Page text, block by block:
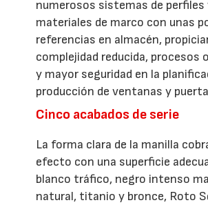
numerosos sistemas de perfiles
materiales de marco con unas
referencias en almacén,
complejidad reducida, procesos
y mayor seguridad en la
producción de ventanas y
Cinco acabados de serie
La forma clara de la manilla
efecto con una superficie
blanco tráfico, negro intenso
natural, titanio y bronce, Roto